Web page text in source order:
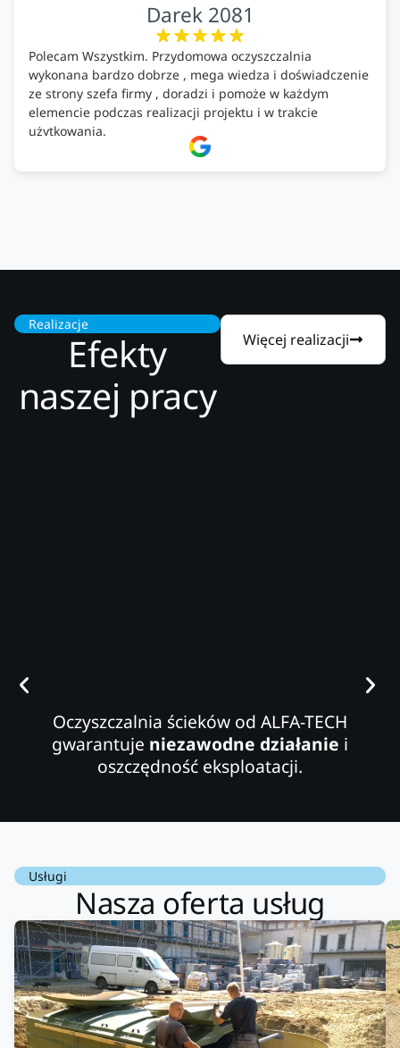
Darek 2081
Polecam Wszystkim. Przydomowa oczyszczalnia
wykonana bardzo dobrze , mega wiedza i doświadczenie
ze strony szefa firmy , doradzi i pomoże w każdym
elemencie podczas realizacji projektu i w trakcie
użytkowania.
Firma godna zaufania. Tak trzymać!
Realizacje
Efekty
naszej pracy
Więcej realizacji
Oczyszczalnia ścieków od ALFA-TECH
gwarantuje niezawodne działanie i
oszczędność eksploatacji.
Usługi
Nasza oferta usług